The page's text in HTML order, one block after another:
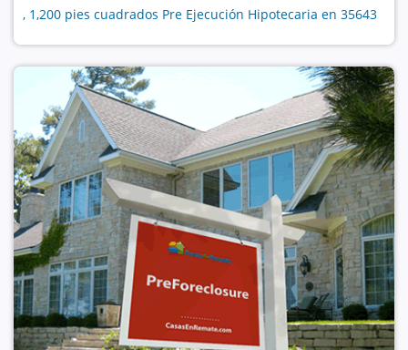
, 1,200 pies cuadrados Pre Ejecución Hipotecaria en 35643